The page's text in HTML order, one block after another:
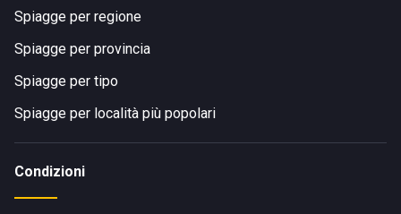
Spiagge per regione
Spiagge per provincia
Spiagge per tipo
Spiagge per località più popolari
Condizioni